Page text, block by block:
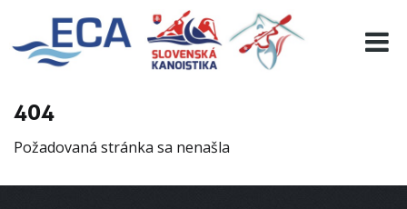
404
Požadovaná stránka sa nenašla
EURO 19
INFO
RESULTS